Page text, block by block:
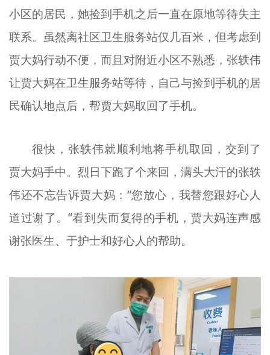
小区的居民，她捡到手机之后一直在原地等待失主
联系。虽然离社区卫生服务站仅几百米，但考虑到
贾大妈行动不便，而且对附近小区不熟悉，张轶伟
让贾大妈在卫生服务站等待，自己与捡到手机的居
民确认地点后，帮贾大妈取回了手机。
很快，张轶伟就顺利地将手机取回，交到了
贾大妈手中。烈日下跑了个来回，满头大汗的张轶
伟还不忘告诉贾大妈：“您放心，我替您跟好心人
道过谢了。”看到失而复得的手机，贾大妈连声感
谢张医生、于护士和好心人的帮助。